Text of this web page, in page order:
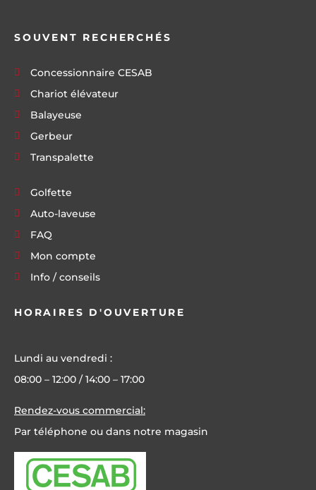
SOUVENT RECHERCHÉS
Concessionnaire CESAB
Chariot élévateur
Balayeuse
Gerbeur
Transpalette
Golfette
Auto-laveuse
FAQ
Mon compte
Info / conseils
HORAIRES D'OUVERTURE
Lundi au vendredi :
08:00 – 12:00 / 14:00 – 17:00
Rendez-vous commercial:
Par téléphone ou dans notre magasin